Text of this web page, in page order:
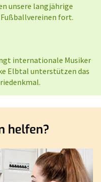
unsere langjährige
fort.
internationale Musiker
Elbtal unterstützen das
helfen?